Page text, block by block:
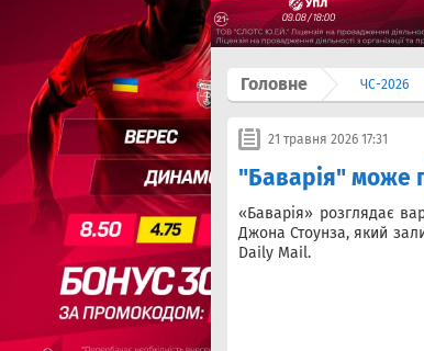
Головне ЧС-2026
21 травня 2026 17:31
"Баварія" може
«Баварія» розглядає
Джона Стоунза, який
Daily Mail.